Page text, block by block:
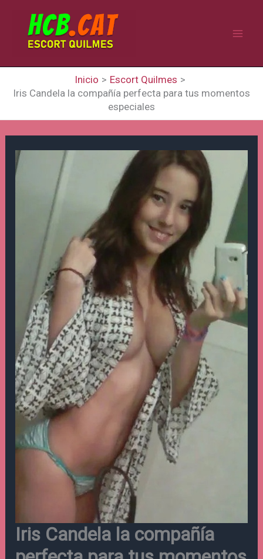
contenido
Inicio
Escort Quilmes
Iris Candela la compañía perfecta para tus momentos
especiales
Iris Candela la compañía